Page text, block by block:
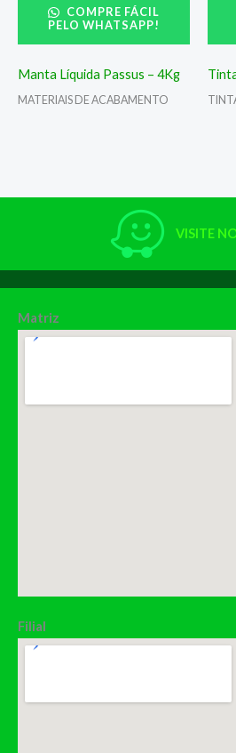
COMPRE FÁCIL
PELO WHATSAPP!
Manta Líquida Passus – 4Kg
MATERIAIS DE ACABAMENTO
VISITE
Matriz
Filial